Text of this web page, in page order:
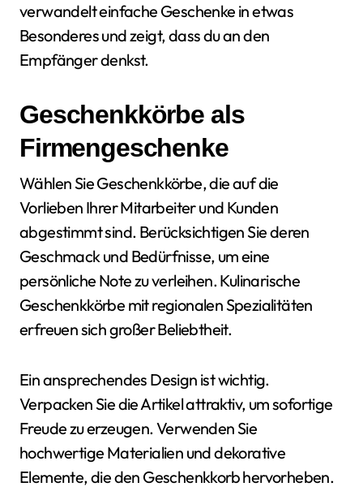
verwandelt einfache Geschenke in etwas
Besonderes und zeigt, dass du an den
Empfänger denkst.
Geschenkkörbe als
Firmengeschenke
Wählen Sie Geschenkkörbe, die auf die
Vorlieben Ihrer Mitarbeiter und Kunden
abgestimmt sind. Berücksichtigen Sie deren
Geschmack und Bedürfnisse, um eine
persönliche Note zu verleihen. Kulinarische
Geschenkkörbe mit regionalen Spezialitäten
erfreuen sich großer Beliebtheit.
Ein ansprechendes Design ist wichtig.
Verpacken Sie die Artikel attraktiv, um sofortige
Freude zu erzeugen. Verwenden Sie
hochwertige Materialien und dekorative
Elemente, die den Geschenkkorb hervorheben.